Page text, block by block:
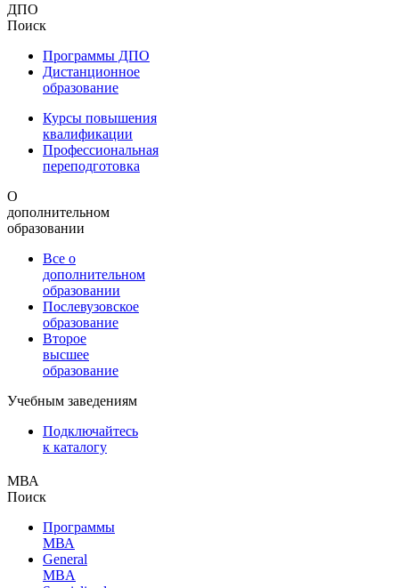
ДПО
Поиск
Программы ДПО
Дистанционное
образование
Курсы повышения
квалификации
Профессиональная
переподготовка
О
дополнительном
образовании
Все о
дополнительном
образовании
Послевузовское
образование
Второе
высшее
образование
Учебным заведениям
Подключайтесь
к каталогу
МВА
Поиск
Программы
МВА
General
MBA